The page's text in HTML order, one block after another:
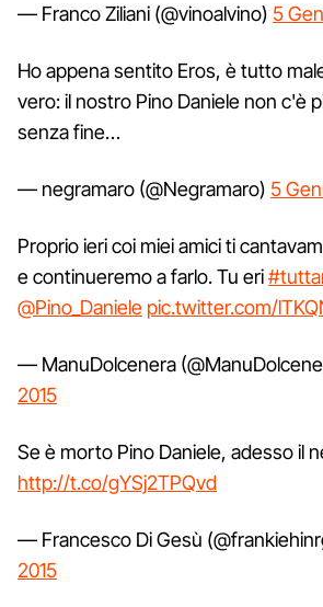
— Franco Ziliani (@vinoalvino) 5
Ho appena sentito Eros, è tutto
vero: il nostro Pino Daniele non c'è
senza fine…
— negramaro (@Negramaro) 5
Proprio ieri coi miei amici ti
e continueremo a farlo. Tu eri
@Pino_Daniele pic.twitter.com/
— ManuDolcenera
2015
Se è morto Pino Daniele, adesso il
http://t.co/gYSj2TPQvd
— Francesco Di Gesù
2015